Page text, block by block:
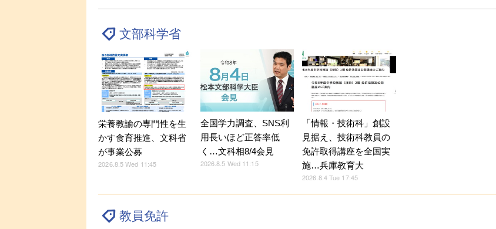
文部科学省
栄養教諭の専門性を生
かす食育推進、文科省
が事業公募
2026.8.5 Wed 11:45
全国学力調査、SNS利
用長いほど正答率低
く…文科相8/4会見
2026.8.5 Wed 11:15
「情報・技術科」創設
見据え、技術科教員の
免許取得講座を全国実
施…兵庫教育大
2026.8.4 Tue 17:45
教員免許